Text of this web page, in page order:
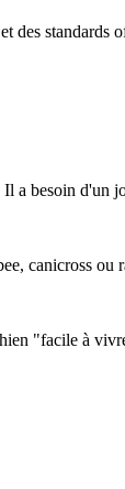
des
a besoin d'un
canicross ou
"facile à